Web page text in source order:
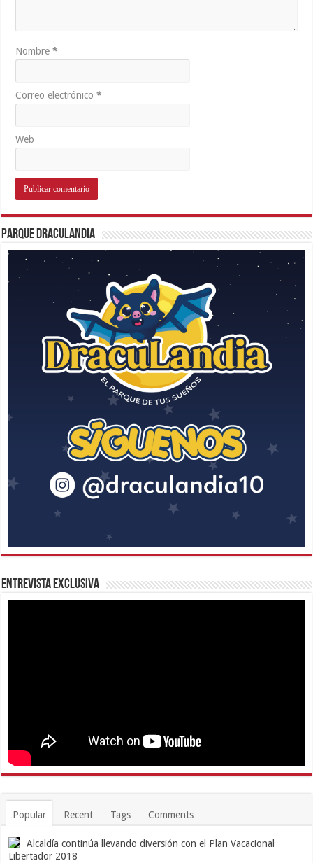
Nombre*
Correo electrónico*
Web
Parque Draculandia
Entrevista Exclusiva
Popular Recent Tags Comments
Alcaldía continúa llevando diversión con el Plan Vacacional
Libertador 2018